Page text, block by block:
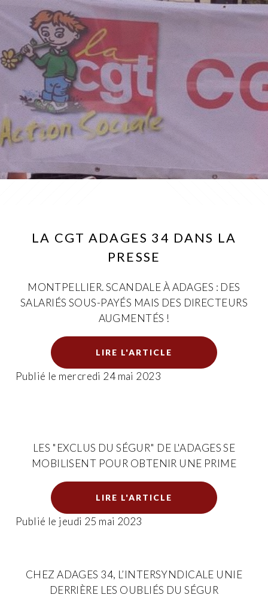
LA CGT ADAGES 34 DANS LA
PRESSE
MONTPELLIER. SCANDALE À ADAGES : DES
SALARIÉS SOUS-PAYÉS MAIS DES DIRECTEURS
AUGMENTÉS !
LIRE L'ARTICLE
Publié le mercredi 24 mai 2023
LES "EXCLUS DU SÉGUR" DE L'ADAGES SE
MOBILISENT POUR OBTENIR UNE PRIME
LIRE L'ARTICLE
Publié le jeudi 25 mai 2023
CHEZ ADAGES 34, L’INTERSYNDICALE UNIE
DERRIÈRE LES OUBLIÉS DU SÉGUR